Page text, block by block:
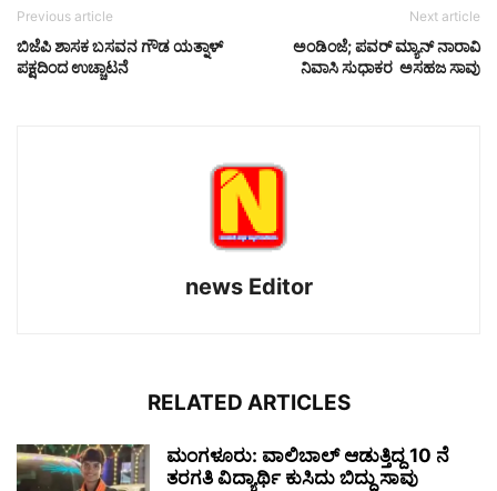
Previous article
ಬಿಜೆಪಿ ಶಾಸಕ ಬಸವನ ಗೌಡ ಯತ್ನಾಳ್
ಪಕ್ಷದಿಂದ ಉಚ್ಚಾಟನೆ
Next article
ಅಂಡಿಂಜೆ; ಪವರ್ ಮ್ಯಾನ್ ನಾರಾವಿ
ನಿವಾಸಿ ಸುಧಾಕರ ಅಸಹಜ ಸಾವು
news Editor
RELATED ARTICLES
ಮಂಗಳೂರು: ವಾಲಿಬಾಲ್ ಆಡುತ್ತಿದ್ದ 10 ನೆ
ತರಗತಿ ವಿದ್ಯಾರ್ಥಿ ಕುಸಿದು ಬಿದ್ದು ಸಾವು